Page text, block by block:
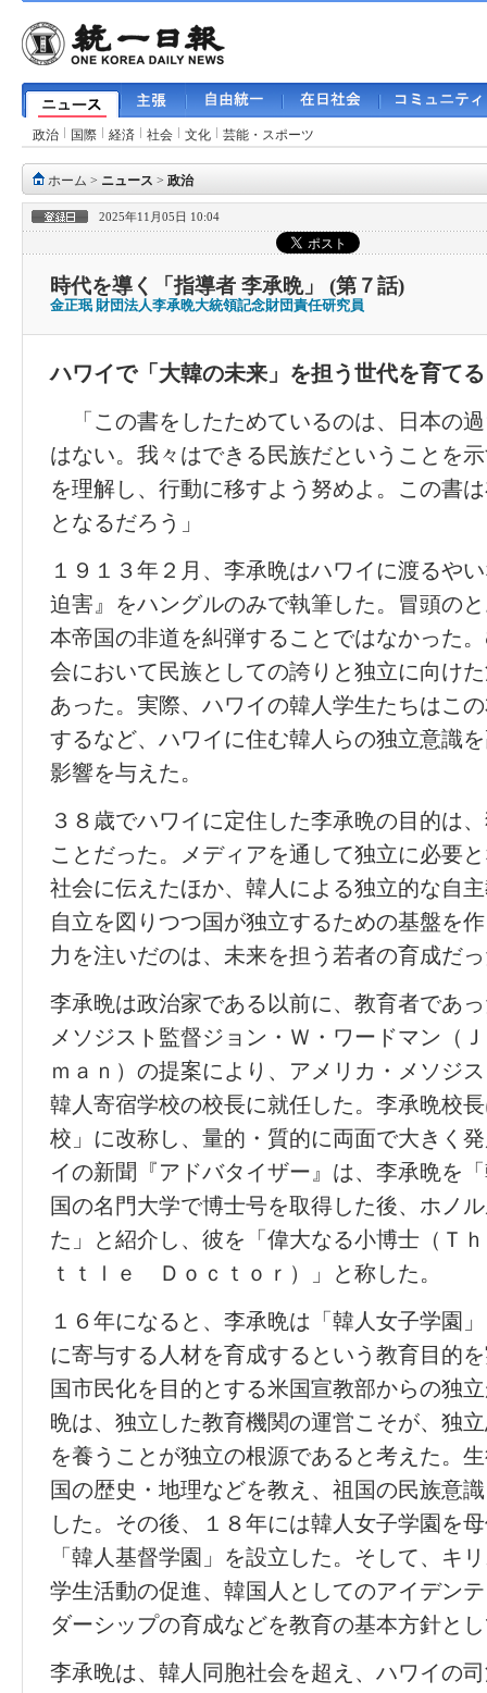
政治 国際 経済 社会 文化 芸能・スポーツ
ホーム > ニュース > 政治
2025年11月05日 10:04
時代を導く「指導者 李承晩」 (第７話)
金正珉 財団法人李承晩大統領記念財団責任研究員
ハワイで「大韓の未来」を担う世代を育てる
「この書をしたためているのは、日本の
はない。我々はできる民族だということを
を理解し、行動に移すよう努めよ。この書
となるだろう」
１９１３年２月、李承晩はハワイに渡るや
迫害』をハングルのみで執筆した。冒頭の
本帝国の非道を糾弾することではなかった
会において民族としての誇りと独立に向け
あった。実際、ハワイの韓人学生たちはこ
するなど、ハワイに住む韓人らの独立意識
影響を与えた。
３８歳でハワイに定住した李承晩の目的は
ことだった。メディアを通して独立に必要
社会に伝えたほか、韓人による独立的な自
自立を図りつつ国が独立するための基盤を
力を注いだのは、未来を担う若者の育成だ
李承晩は政治家である以前に、教育者であ
メソジスト監督ジョン・Ｗ・ワードマン
ｍａｎ）の提案により、アメリカ・メソジ
韓人寄宿学校の校長に就任した。李承晩校
校」に改称し、量的・質的に両面で大きく
イの新聞『アドバタイザー』は、李承晩を
国の名門大学で博士号を取得した後、ホノ
た」と紹介し、彼を「偉大なる小博士（
ｔｔｌｅ Ｄｏｃｔｏｒ）」と称した。
１６年になると、李承晩は「韓人女子学園
に寄与する人材を育成するという教育目的
国市民化を目的とする米国宣教部からの独
晩は、独立した教育機関の運営こそが、独
を養うことが独立の根源であると考えた。
国の歴史・地理などを教え、祖国の民族意
した。その後、１８年には韓人女子学園を
「韓人基督学園」を設立した。そして、キ
学生活動の促進、韓国人としてのアイデン
ダーシップの育成などを教育の基本方針と
李承晩は、韓人同胞社会を超え、ハワイの